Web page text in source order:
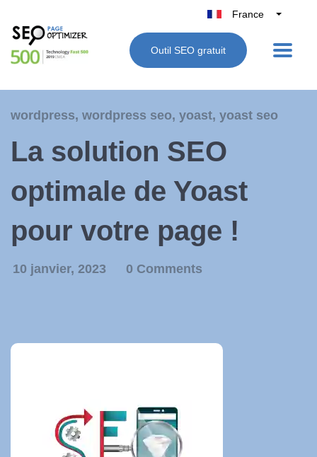
France
Belgique
België
Outil SEO gratuit
wordpress, wordpress seo, yoast, yoast seo
La solution SEO
optimale de Yoast
pour votre page !
10 janvier, 2023 0 Comments